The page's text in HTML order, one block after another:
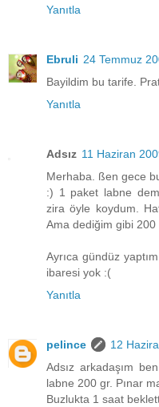
Yanıtla
Ebruli 24 Temmuz
Bayildim bu tarife.
Yanıtla
Adsız 11 Haziran
Merhaba. ßen gece
:) 1 paket labne
zira öyle koydum.
Ama dediğim gibi 200
Ayrıca gündüz
ibaresi yok :(
Yanıtla
pelince
12
Adsız arkadaşım
labne 200 gr. Pınar
Buzlukta 1 saat